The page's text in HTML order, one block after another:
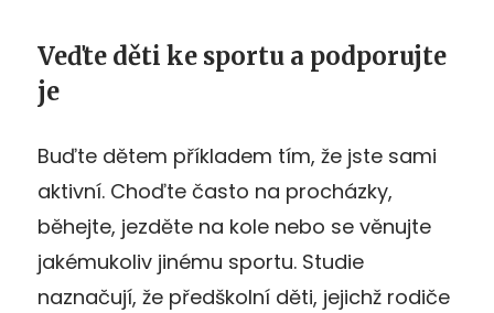
Veďte děti ke sportu a podporujte
je
Buďte dětem příkladem tím, že jste sami
aktivní. Choďte často na procházky,
běhejte, jezděte na kole nebo se věnujte
jakémukoliv jinému sportu. Studie
naznačují, že předškolní děti, jejichž rodiče